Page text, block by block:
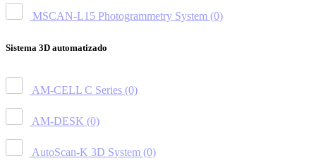
MSCAN-L15 Photogrammetry System (0)
Sistema 3D automatizado
AM-CELL C Series (0)
AM-DESK (0)
AutoScan-K 3D System (0)